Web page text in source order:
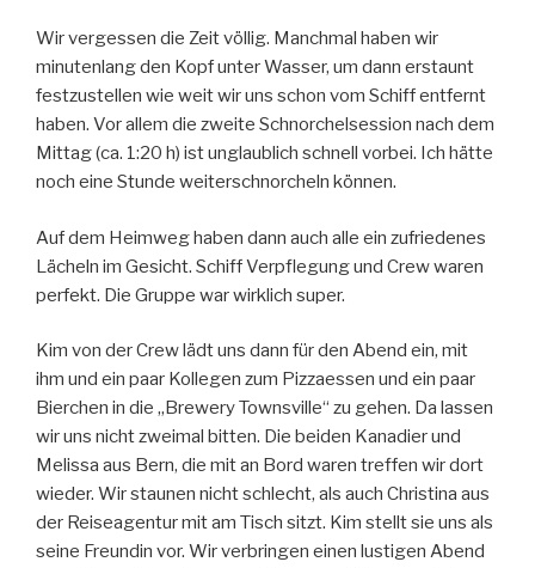
Wir vergessen die Zeit völlig. Manchmal haben wir
minutenlang den Kopf unter Wasser, um dann erstaunt
festzustellen wie weit wir uns schon vom Schiff entfernt
haben. Vor allem die zweite Schnorchelsession nach dem
Mittag (ca. 1:20 h) ist unglaublich schnell vorbei. Ich hätte
noch eine Stunde weiterschnorcheln können.
Auf dem Heimweg haben dann auch alle ein zufriedenes
Lächeln im Gesicht. Schiff Verpflegung und Crew waren
perfekt. Die Gruppe war wirklich super.
Kim von der Crew lädt uns dann für den Abend ein, mit
ihm und ein paar Kollegen zum Pizzaessen und ein paar
Bierchen in die „Brewery Townsville“ zu gehen. Da lassen
wir uns nicht zweimal bitten. Die beiden Kanadier und
Melissa aus Bern, die mit an Bord waren treffen wir dort
wieder. Wir staunen nicht schlecht, als auch Christina aus
der Reiseagentur mit am Tisch sitzt. Kim stellt sie uns als
seine Freundin vor. Wir verbringen einen lustigen Abend